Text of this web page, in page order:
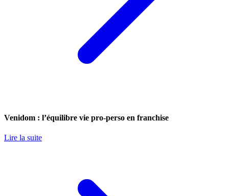
Venidom : l’équilibre vie pro-perso en franchise
Lire la suite